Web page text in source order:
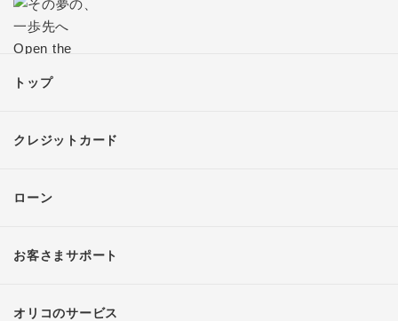
トップ
クレジットカード
ローン
お客さまサポート
オリコのサービス